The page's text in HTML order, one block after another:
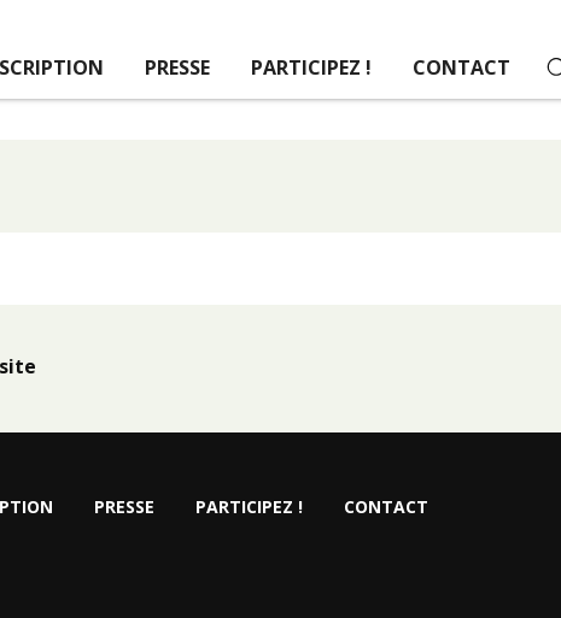
PRESSE PARTICIPEZ ! CONTACT
PRESSE PARTICIPEZ ! CONTACT